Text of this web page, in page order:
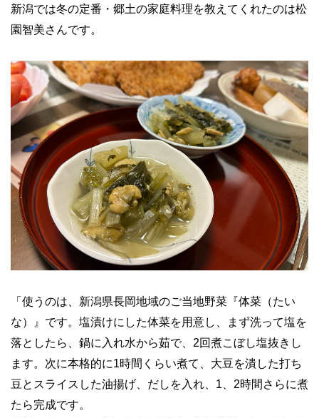
新潟では冬の定番・郷土の家庭料理を教えてくれたのは松
園智美さんです。
「使うのは、新潟県長岡地域のご当地野菜『体菜（たい
な）』です。塩漬けにした体菜を用意し、まず洗って塩を
落としたら、鍋に入れ水から茹で、2回煮こぼし塩抜きし
ます。次に本格的に1時間くらい煮て、大豆を潰した打ち
豆とスライスした油揚げ、だしを入れ、1、2時間さらに煮
たら完成です。